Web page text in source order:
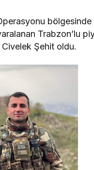
bölgesinde
Trabzon’lu
Şehit oldu.